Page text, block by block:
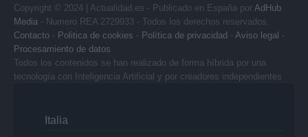
Copyright © 2024 | Actualidad.es - Publicado en España por AdHub
Media - Numero REA 2729933 - Todos los derechos reservados.
Contacto - Politica de cookies - Política de privacidad - Aviso legal -
Procesamiento de datos
Todos los contenidos se han realizado de forma híbrida por una
tecnología con Inteligencia Artificial y por creadores independientes
Italia